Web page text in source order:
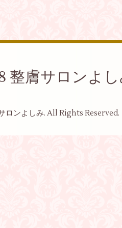
整膚サロンよ
ロンよしみ. All Rights Reserved.